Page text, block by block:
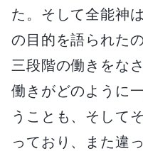
た。そして全能神
の目的を語られた
三段階の働きをな
働きがどのように
うことも、そして
っており、また違